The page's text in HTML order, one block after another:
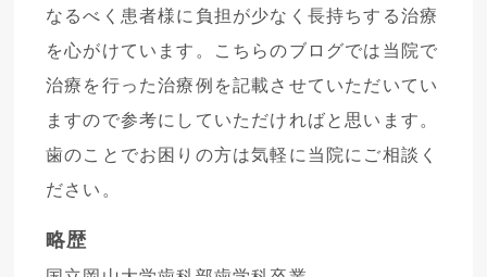
なるべく患者様に負担が少なく長持ちする治療
を心がけています。こちらのブログでは当院で
治療を行った治療例を記載させていただいてい
ますので参考にしていただければと思います。
歯のことでお困りの方は気軽に当院にご相談く
ださい。
略歴